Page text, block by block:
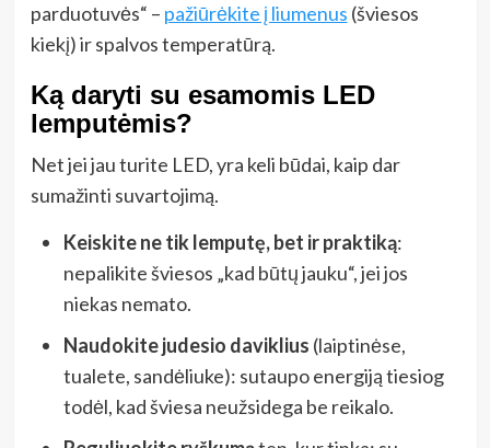
parduotuvės“ – pažiūrėkite į liumenus (šviesos
kiekį) ir spalvos temperatūrą.
Ką daryti su esamomis LED
lemputėmis?
Net jei jau turite LED, yra keli būdai, kaip dar
sumažinti suvartojimą.
Keiskite ne tik lemputę, bet ir praktiką:
nepalikite šviesos „kad būtų jauku“, jei jos
niekas nemato.
Naudokite judesio daviklius (laiptinėse,
tualete, sandėliuke): sutaupo energiją tiesiog
todėl, kad šviesa neužsidega be reikalo.